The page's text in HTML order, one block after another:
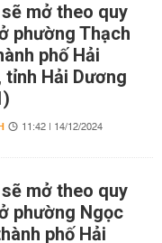
mở theo quy
phường Thạch
phố Hải
tỉnh Hải Dương
11:42 | 14/12/2024
mở theo quy
phường Ngọc
phố Hải